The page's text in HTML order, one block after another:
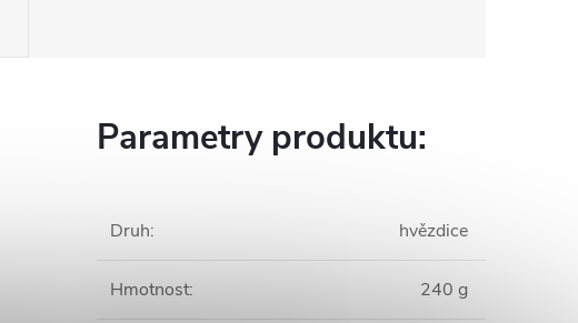
Parametry produktu:
Druh: hvězdice
Hmotnost: 240 g